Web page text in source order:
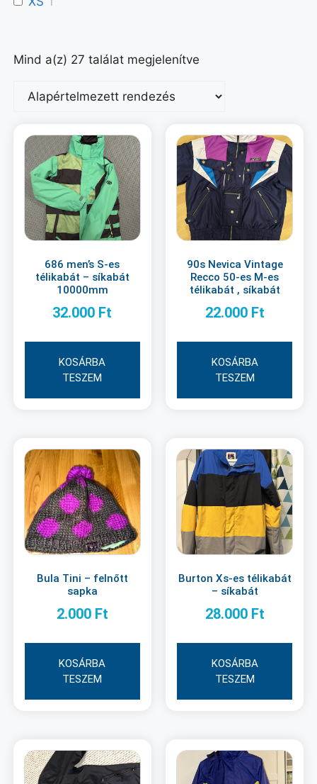
Mind a(z) 27 találat megjelenítve
686 men’s S-es
télikabát – síkabát
10000mm
32.000 Ft
KOSÁRBA
TESZEM
90s Nevica Vintage
Recco 50-es M-es
télikabát , síkabát
22.000 Ft
KOSÁRBA
TESZEM
Bula Tini – felnőtt
sapka
2.000 Ft
KOSÁRBA
TESZEM
Burton Xs-es télikabát
– síkabát
28.000 Ft
KOSÁRBA
TESZEM